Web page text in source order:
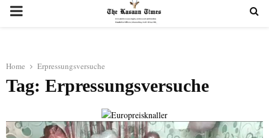
PRIMARY
Home Erpressungsversuche
Tag: Erpressungsversuche